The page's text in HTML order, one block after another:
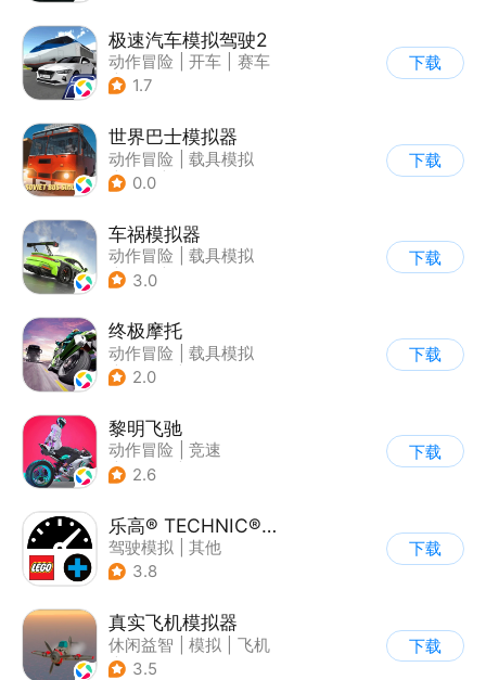
极速汽车模拟驾驶2
动作冒险 开车
赛车
| 漂移
1.7
下载
世界巴士模拟器
动作冒险
载具模拟
| 汽车
0.0
下载
车祸模拟器
动作冒险
载具模拟
| 汽车
3.0
下载
终极摩托
动作冒险
载具模拟
| 摩托车
2.0
下载
黎明飞驰
动作冒险
竞速
| 摩托车
2.6
下载
乐高® TECHNIC® CONTROL+
驾驶模拟
其他
3.8
下载
真实飞机模拟器
休闲益智 模拟
飞机
| 写实
3.5
下载